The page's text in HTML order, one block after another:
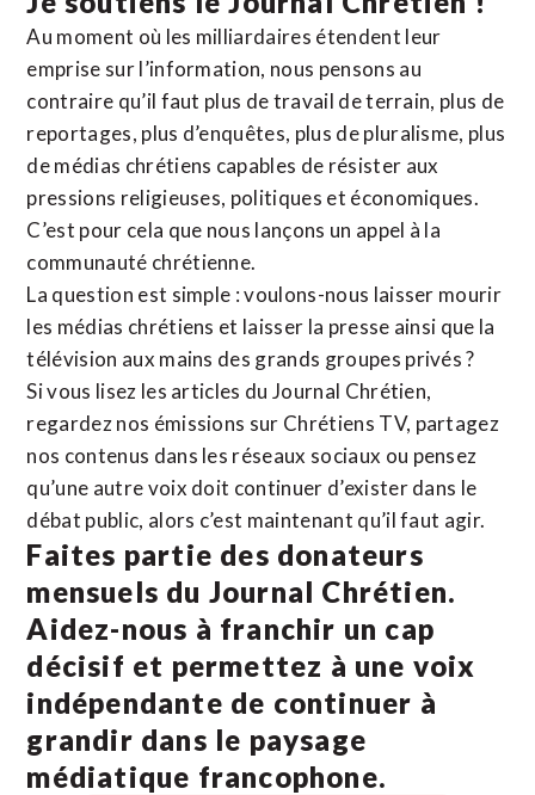
Au moment où les milliardaires étendent leur
emprise sur l’information, nous pensons au
contraire qu’il faut plus de travail de terrain, plus de
reportages, plus d’enquêtes, plus de pluralisme, plus
de médias chrétiens capables de résister aux
pressions religieuses, politiques et économiques.
C’est pour cela que nous lançons un appel à la
communauté chrétienne.
La question est simple : voulons-nous laisser mourir
les médias chrétiens et laisser la presse ainsi que la
télévision aux mains des grands groupes privés ?
Si vous lisez les articles du Journal Chrétien,
regardez nos émissions sur Chrétiens TV, partagez
nos contenus dans les réseaux sociaux ou pensez
qu’une autre voix doit continuer d’exister dans le
débat public, alors c’est maintenant qu’il faut agir.
Faites partie des donateurs
mensuels du Journal Chrétien.
Aidez-nous à franchir un cap
décisif et permettez à une voix
indépendante de continuer à
grandir dans le paysage
médiatique francophone.